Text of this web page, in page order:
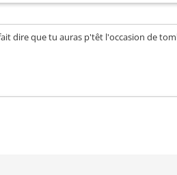
dire que tu auras p'têt l'occasion de